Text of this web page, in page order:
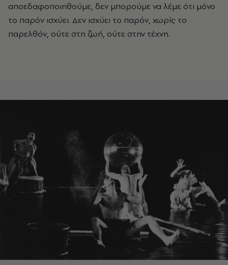
αποεδαφοποιηθούμε, δεν μπορούμε να λέμε ότι μόνο
το παρόν ισχύει. Δεν ισχύει το παρόν, χωρίς το
παρελθόν, ούτε στη ζωή, ούτε στην τέχνη.